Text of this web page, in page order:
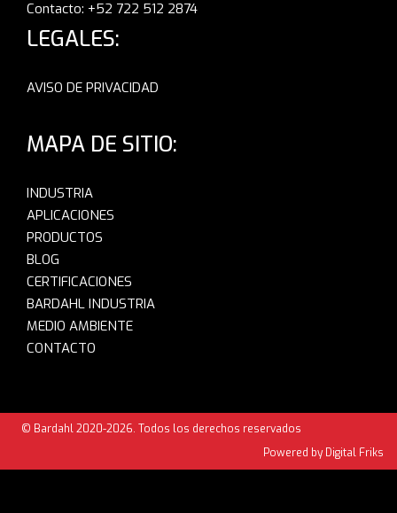
Contacto: +52 722 512 2874
LEGALES:
AVISO DE PRIVACIDAD
MAPA DE SITIO:
INDUSTRIA
APLICACIONES
PRODUCTOS
BLOG
CERTIFICACIONES
BARDAHL INDUSTRIA
MEDIO AMBIENTE
CONTACTO
© Bardahl 2020-2026. Todos los derechos reservados
Powered by Digital Friks